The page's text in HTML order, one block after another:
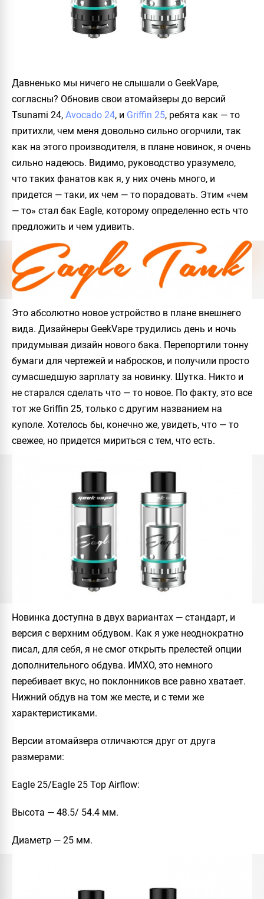
Давненько мы ничего не слышали о GeekVape,
согласны? Обновив свои атомайзеры до версий
Tsunami 24, Avocado 24, и Griffin 25, ребята как — то
притихли, чем меня довольно сильно огорчили, так
как на этого производителя, в плане новинок, я очень
сильно надеюсь. Видимо, руководство уразумело,
что таких фанатов как я, у них очень много, и
придется — таки, их чем — то порадовать. Этим «чем
— то» стал бак Eagle, которому определенно есть что
предложить и чем удивить.
Это абсолютно новое устройство в плане внешнего
вида. Дизайнеры GeekVape трудились день и ночь
придумывая дизайн нового бака. Перепортили тонну
бумаги для чертежей и набросков, и получили просто
сумасшедшую зарплату за новинку. Шутка. Никто и
не старался сделать что — то новое. По факту, это все
тот же Griffin 25, только с другим названием на
куполе. Хотелось бы, конечно же, увидеть, что — то
свежее, но придется мириться с тем, что есть.
Новинка доступна в двух вариантах — стандарт, и
версия с верхним обдувом. Как я уже неоднократно
писал, для себя, я не смог открыть прелестей опции
дополнительного обдува. ИМХО, это немного
перебивает вкус, но поклонников все равно хватает.
Нижний обдув на том же месте, и с теми же
характеристиками.
Версии атомайзера отличаются друг от друга
размерами:
Eagle 25/Eagle 25 Top Airflow:
Высота — 48.5/ 54.4 мм.
Диаметр — 25 мм.